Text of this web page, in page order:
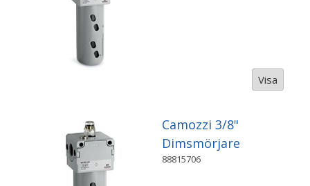
Visa
Camozzi 3/8"
Dimsmörjare
88815706